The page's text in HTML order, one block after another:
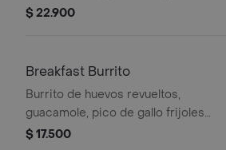
gallo frijoles negros, arroz achiote,
$ 22.900
Breakfast Burrito
Burrito de huevos revueltos,
guacamole, pico de gallo frijoles
negros, arroz achiote, lechuga, queso
$ 17.500